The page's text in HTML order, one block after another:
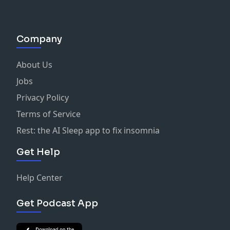
Company
About Us
Jobs
Privacy Policy
Terms of Service
Rest: the AI Sleep app to fix insomnia
Get Help
Help Center
Get Podcast App